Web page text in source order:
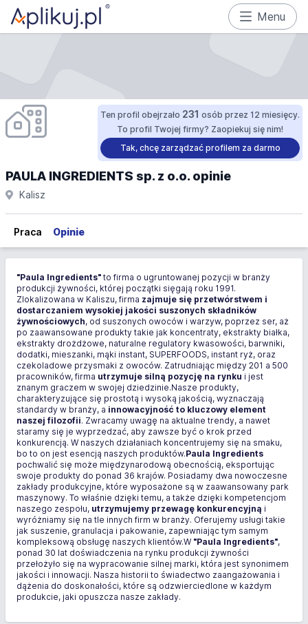
Menu
Ten profil obejrzało 231 osób przez 12 miesięcy.
To profil Twojej firmy? Zaopiekuj się nim!
Tak, chcę zarządzać profilem za darmo
PAULA INGREDIENTS sp. z o.o. opinie
Kalisz
Praca Opinie
"Paula Ingredients" to firma o ugruntowanej pozycji w branży
produkcji żywności, której początki sięgają roku 1991.
Zlokalizowana w Kaliszu, firma zajmuje się przetwórstwem i
dostarczaniem wysokiej jakości suszonych składników
żywnościowych, od suszonych owoców i warzyw, poprzez ser, aż
po zaawansowane produkty takie jak koncentraty, ekstrakty białka,
ekstrakty drożdżowe, naturalne regulatory kwasowości, barwniki,
dodatki, mieszanki, mąki instant, SUPERFOODS, instant ryż, oraz
czekoladowe przysmaki z owoców. Zatrudniając między 201 a 500
pracowników, firma utrzymuje silną pozycję na rynku i jest
znanym graczem w swojej dziedzinie.Nasze produkty,
charakteryzujące się prostotą i wysoką jakością, wyznaczają
standardy w branży, a innowacyjność to kluczowy element
naszej filozofii. Zwracamy uwagę na aktualne trendy, a nawet
staramy się je wyprzedzać, aby zawsze być o krok przed
konkurencją. W naszych działaniach koncentrujemy się na smaku,
bo to on jest esencją naszych produktów.Paula Ingredients
pochwalić się może międzynarodową obecnością, eksportując
swoje produkty do ponad 36 krajów. Posiadamy dwa nowoczesne
zakłady produkcyjne, które wyposażone są w zaawansowany park
maszynowy. To właśnie dzięki temu, a także dzięki kompetencjom
naszego zespołu, utrzymujemy przewagę konkurencyjną i
wyróżniamy się na tle innych firm w branży. Oferujemy usługi takie
jak suszenie, granulacja i pakowanie, zapewniając tym samym
kompleksową obsługę naszych klientów.W "Paula Ingredients",
ponad 30 lat doświadczenia na rynku produkcji żywności
przełożyło się na wypracowanie silnej marki, która jest synonimem
jakości i innowacji. Nasza historii to świadectwo zaangażowania i
dążenia do doskonałości, które są odzwierciedlone w każdym
produkcie, jaki opuszcza nasze zakłady.